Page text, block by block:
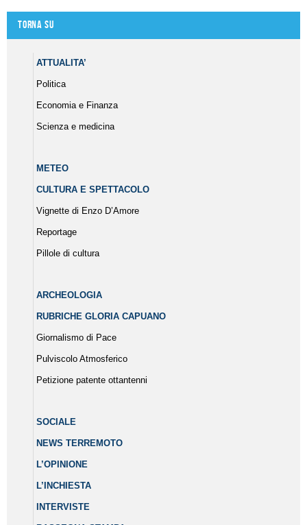
Torna su
ATTUALITA’
Politica
Economia e Finanza
Scienza e medicina
METEO
CULTURA E SPETTACOLO
Vignette di Enzo D’Amore
Reportage
Pillole di cultura
ARCHEOLOGIA
RUBRICHE GLORIA CAPUANO
Giornalismo di Pace
Pulviscolo Atmosferico
Petizione patente ottantenni
SOCIALE
NEWS TERREMOTO
L’OPINIONE
L’INCHIESTA
INTERVISTE